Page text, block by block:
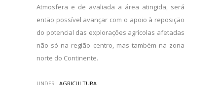
Atmosfera e de avaliada a área atingida, será
então possível avançar com o apoio à reposição
do potencial das explorações agrícolas afetadas
não só na região centro, mas também na zona
norte do Continente.
UNDER : AGRICULTURA